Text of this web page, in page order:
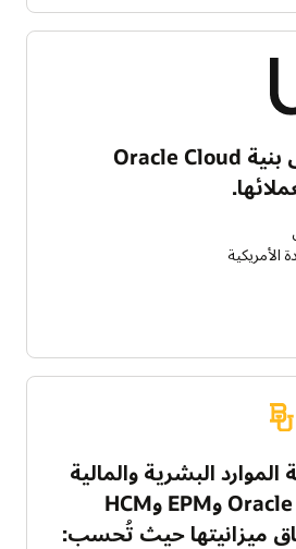
تعتمد Uber على بنية Oracle Cloud
الأمريكية
البشرية والمالية
إلى Oracle Cloud ERP وEPM وHCM
ميزانيتها حيث تُحسب: